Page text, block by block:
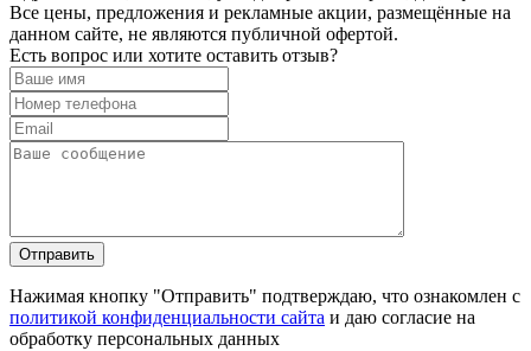
Все цены, предложения и рекламные акции, размещённые на
данном сайте, не являются публичной офертой.
Есть вопрос или хотите оставить отзыв?
Нажимая кнопку "Отправить" подтверждаю, что ознакомлен с
политикой конфиденциальности сайта и даю согласие на
обработку персональных данных